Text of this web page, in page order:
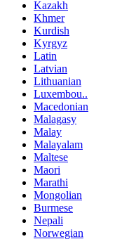
Kazakh
Khmer
Kurdish
Kyrgyz
Latin
Latvian
Lithuanian
Luxembou..
Macedonian
Malagasy
Malay
Malayalam
Maltese
Maori
Marathi
Mongolian
Burmese
Nepali
Norwegian